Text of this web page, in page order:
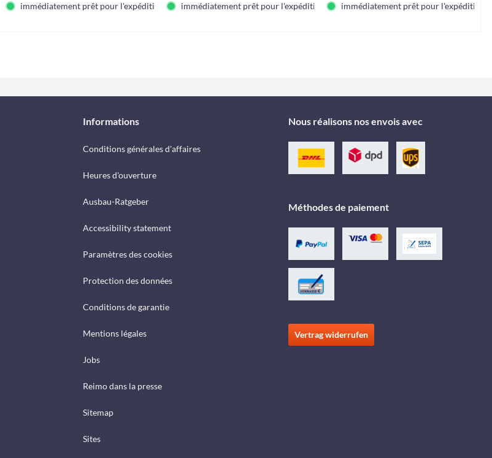
immédiatement prêt pour l'expédition immédiatement prêt pour l'expédition immédiatement prêt pour l'expédition
Informations
Conditions générales d'affaires
Heures d'ouverture
Ausbau-Ratgeber
Accessibility statement
Paramètres des cookies
Protection des données
Conditions de garantie
Mentions légales
Jobs
Reimo dans la presse
Sitemap
Sites
Nous réalisons nos envois avec
Méthodes de paiement
Vertrag widerrufen